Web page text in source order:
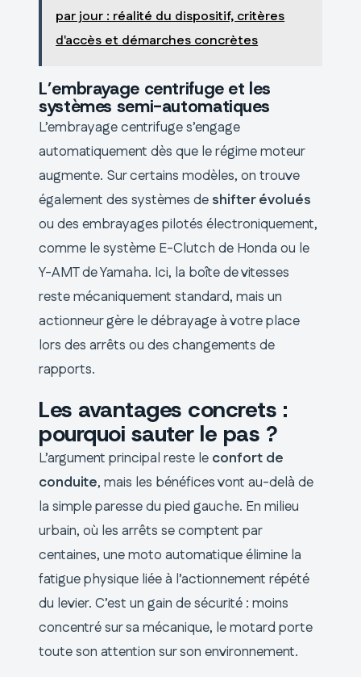
par jour : réalité du dispositif, critères
d'accès et démarches concrètes
L’embrayage centrifuge et les
systèmes semi-automatiques
L’embrayage centrifuge s’engage
automatiquement dès que le régime moteur
augmente. Sur certains modèles, on trouve
également des systèmes de shifter évolués
ou des embrayages pilotés électroniquement,
comme le système E-Clutch de Honda ou le
Y-AMT de Yamaha. Ici, la boîte de vitesses
reste mécaniquement standard, mais un
actionneur gère le débrayage à votre place
lors des arrêts ou des changements de
rapports.
Les avantages concrets :
pourquoi sauter le pas ?
L’argument principal reste le confort de
conduite, mais les bénéfices vont au-delà de
la simple paresse du pied gauche. En milieu
urbain, où les arrêts se comptent par
centaines, une moto automatique élimine la
fatigue physique liée à l’actionnement répété
du levier. C’est un gain de sécurité : moins
concentré sur sa mécanique, le motard porte
toute son attention sur son environnement.